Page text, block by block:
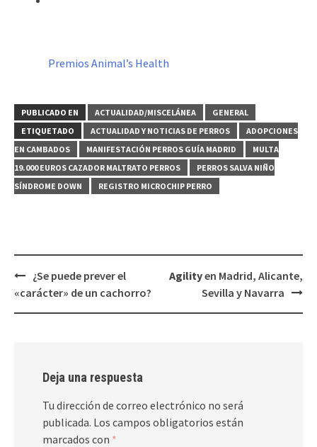
Premios Animal’s Health
PUBLICADO EN ACTUALIDAD/MISCELÁNEA
GENERAL
ETIQUETADO
ACTUALIDAD Y NOTICIAS DE PERROS
ADOPCIONES
EN CAMBADOS
MANIFESTACIÓN PERROS GUÍA MADRID
MULTA
19.000 EUROS CAZADOR MALTRATO PERROS
PERROS SALVA NIÑO
SÍNDROME DOWN
REGISTRO MICROCHIP PERRO
Navegación
de
entradas
¿Se puede prever el
«carácter» de un cachorro?
Agilityen Madrid, Alicante,
Sevilla y Navarra
Deja una respuesta
Tu dirección de correo electrónico no será
publicada. Los campos obligatorios están
marcados con *